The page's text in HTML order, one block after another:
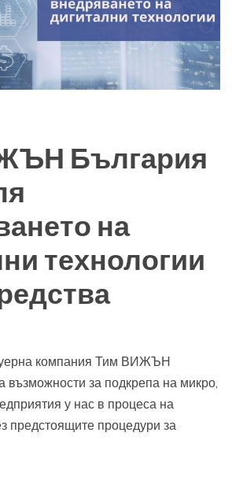
България
на
технологии
компания Тим ВИЖЪН
възможности за подкрепа на микро,
у нас в процеса на
предстоящите процедури за